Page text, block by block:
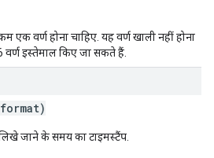
वर्ण होना चाहिए. यह वर्ण खाली नहीं होना
वर्ण इस्तेमाल किए जा सकते हैं.
format)
जाने के समय का टाइमस्टैंप.